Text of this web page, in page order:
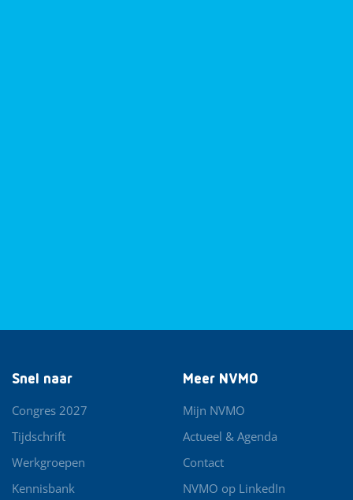
Snel naar
Congres 2027
Tijdschrift
Werkgroepen
Kennisbank
Meer NVMO
Mijn NVMO
Actueel & Agenda
Contact
NVMO op LinkedIn